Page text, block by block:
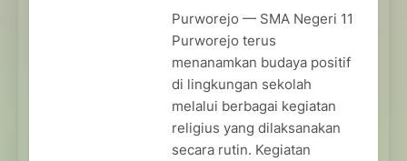
Purworejo — SMA Negeri 11
Purworejo terus
menanamkan budaya positif
di lingkungan sekolah
melalui berbagai kegiatan
religius yang dilaksanakan
secara rutin. Kegiatan